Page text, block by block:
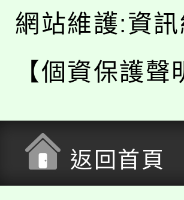
網站維護:資訊
【個資保護聲
返回首頁